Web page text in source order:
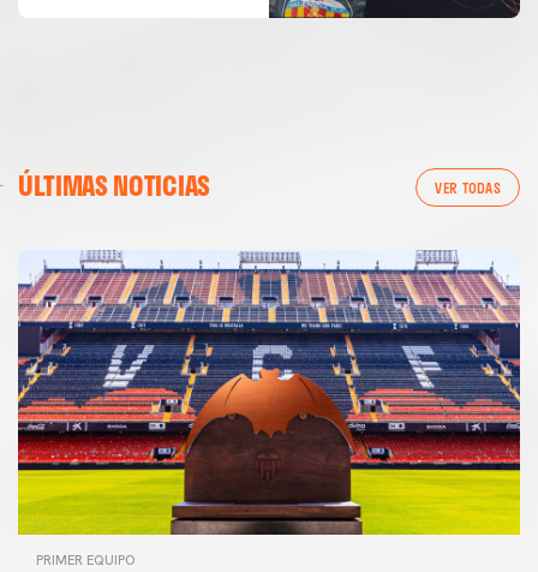
ÚLTIMAS NOTICIAS VER TODAS
PRIMER EQUIPO